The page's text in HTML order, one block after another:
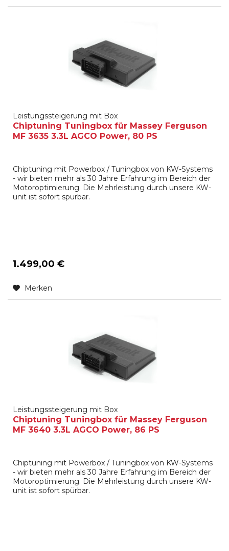
Leistungssteigerung mit Box
Chiptuning Tuningbox für Massey Ferguson
MF 3635 3.3L AGCO Power, 80 PS
Chiptuning mit Powerbox / Tuningbox von KW-Systems
- wir bieten mehr als 30 Jahre Erfahrung im Bereich der
Motoroptimierung. Die Mehrleistung durch unsere KW-
unit ist sofort spürbar.
1.499,00 €
Merken
Leistungssteigerung mit Box
Chiptuning Tuningbox für Massey Ferguson
MF 3640 3.3L AGCO Power, 86 PS
Chiptuning mit Powerbox / Tuningbox von KW-Systems
- wir bieten mehr als 30 Jahre Erfahrung im Bereich der
Motoroptimierung. Die Mehrleistung durch unsere KW-
unit ist sofort spürbar.